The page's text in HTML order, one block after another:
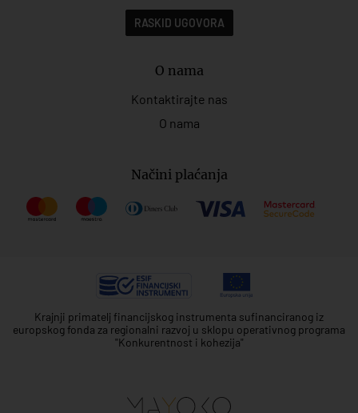
RASKID UGOVORA
O nama
Kontaktirajte nas
O nama
Načini plaćanja
Krajnji primatelj financijskog instrumenta sufinanciranog iz
europskog fonda za regionalni razvoj u sklopu operativnog programa
"Konkurentnost i kohezija"